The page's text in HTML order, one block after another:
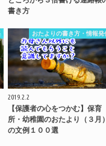
書き方
おたよりの書き方・情報発
2019.2.2
【保護者の心をつかむ】保育
所・幼稚園のおたより（３月）
の文例１００選